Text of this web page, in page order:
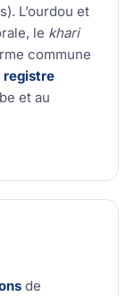
L’ourdou et
le khari
commune
registre
et au
de